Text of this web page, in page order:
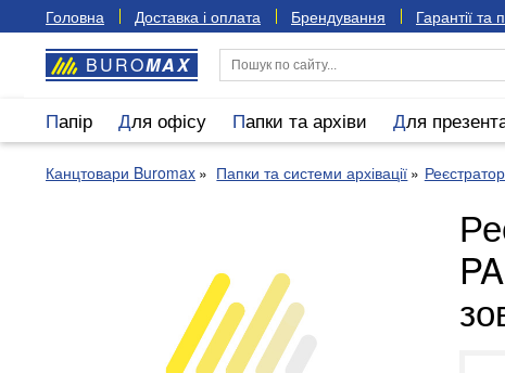
Головна Доставка і оплата Брендування Гарантії та
BUROMAX
Папір Для офісу Папки та архіви Для
Канцтовари Buromax Папки та системи архівації